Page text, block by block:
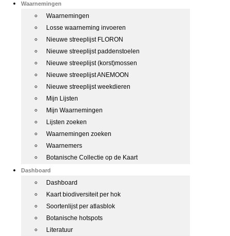
Waarnemingen
Waarnemingen
Losse waarneming invoeren
Nieuwe streeplijst FLORON
Nieuwe streeplijst paddenstoelen
Nieuwe streeplijst (korst)mossen
Nieuwe streeplijst ANEMOON
Nieuwe streeplijst weekdieren
Mijn Lijsten
Mijn Waarnemingen
Lijsten zoeken
Waarnemingen zoeken
Waarnemers
Botanische Collectie op de Kaart
Dashboard
Dashboard
Kaart biodiversiteit per hok
Soortenlijst per atlasblok
Botanische hotspots
Literatuur